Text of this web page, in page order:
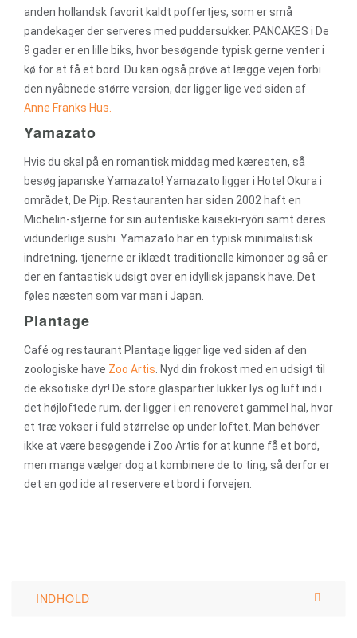
anden hollandsk favorit kaldt poffertjes, som er små
pandekager der serveres med puddersukker. PANCAKES i De
9 gader er en lille biks, hvor besøgende typisk gerne venter i
kø for at få et bord. Du kan også prøve at lægge vejen forbi
den nyåbnede større version, der ligger lige ved siden af
Anne Franks Hus.
Yamazato
Hvis du skal på en romantisk middag med kæresten, så
besøg japanske Yamazato! Yamazato ligger i Hotel Okura i
området, De Pijp. Restauranten har siden 2002 haft en
Michelin-stjerne for sin autentiske kaiseki-ryōri samt deres
vidunderlige sushi. Yamazato har en typisk minimalistisk
indretning, tjenerne er iklædt traditionelle kimonoer og så er
der en fantastisk udsigt over en idyllisk japansk have. Det
føles næsten som var man i Japan.
Plantage
Café og restaurant Plantage ligger lige ved siden af den
zoologiske have Zoo Artis . Nyd din frokost med en udsigt til
de eksotiske dyr! De store glaspartier lukker lys og luft ind i
det højloftede rum, der ligger i en renoveret gammel hal, hvor
et træ vokser i fuld størrelse op under loftet. Man behøver
ikke at være besøgende i Zoo Artis for at kunne få et bord,
men mange vælger dog at kombinere de to ting, så derfor er
det en god ide at reservere et bord i forvejen.
INDHOLD